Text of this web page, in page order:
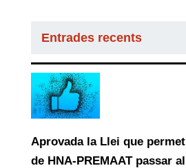
Entrades recents
Aprovada la Llei que
de HNA-PREMAAT passar